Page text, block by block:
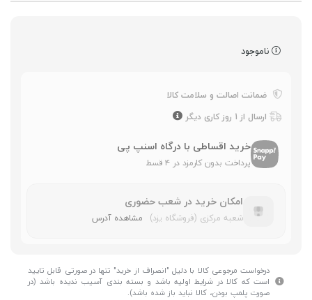
ناموجود
ضمانت اصالت و سلامت کالا
ارسال از 1 روز کاری دیگر
خرید اقساطی با درگاه اسنپ پی
پرداخت بدون کارمزد در ۴ قسط
امکان خرید در شعب حضوری
شعبه مرکزی (فروشگاه یزد) مشاهده آدرس
درخواست مرجوعی کالا با دلیل "انصراف از خرید" تنها در صورتی قابل تایید
است که کالا در شرایط اولیه باشد و بسته بندی آسیب ندیده باشد (در
صورت پلمپ بودن، کالا نباید باز شده باشد).